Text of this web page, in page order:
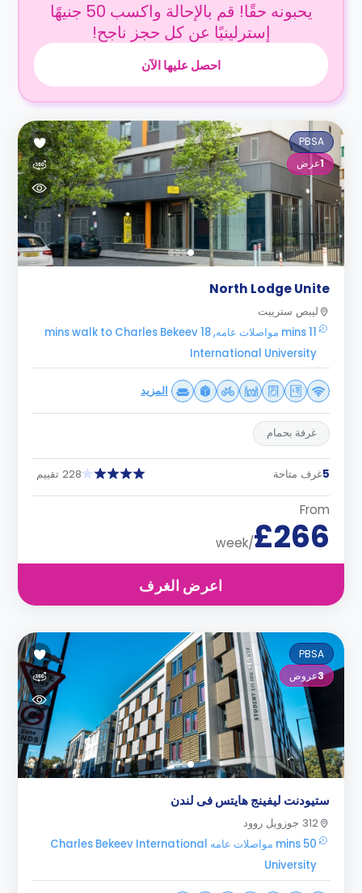
يحبونه حقًا! قم بالإحالة واكسب 50 جنيهًا
إسترلينيًا عن كل حجز ناجح!
احصل عليها الآن
PBSA
1عرض
North Lodge Unite
ليبص سترييت
11 mins مواصلات عامه, 18 mins walk to Charles Bekeev
International University
المزيد
غرفة بحمام
5غرف متاحة 228 تقييم
From
£266
/week
اعرض الغرف
PBSA
3عروض
ستيودنت ليفينج هايتس فى لندن
312 جوزويل روود
50 mins مواصلات عامه Charles Bekeev International
University